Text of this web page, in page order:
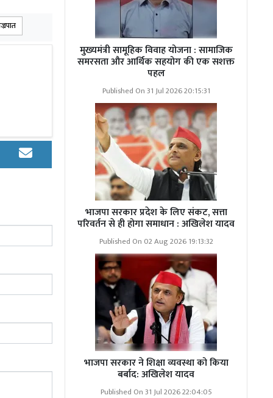
उनके तीन
लहर दौड़
व्यक्त
द्वारा आगे
प्रदान की
के लिए
बचाव और
मुख्यमंत्री सामूहिक विवाह योजना : सामाजिक
समरसता और आर्थिक सहयोग की एक सशक्त
पहल
Published On 31 Jul 2026 20:15:31
भाजपा सरकार प्रदेश के लिए संकट, सत्ता
परिवर्तन से ही होगा समाधान : अखिलेश यादव
Published On 02 Aug 2026 19:13:32
भाजपा सरकार ने शिक्षा व्यवस्था को किया
बर्बाद: अखिलेश यादव
Published On 31 Jul 2026 22:04:05